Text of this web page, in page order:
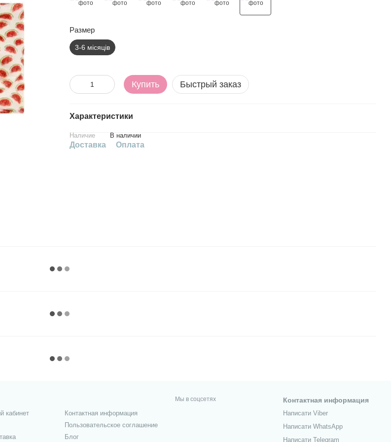
Размер
3-6 місяців
Купить Быстрый заказ
Характеристики
Наличие В наличии
Доставка Оплата
кабинет
Контактная информация
Пользовательское соглашение
Блог
Мы в соцсетях Контактная информация
Написати Viber
Написати WhatsApp
Написати Telegram